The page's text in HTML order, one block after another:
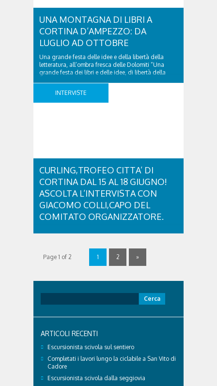
UNA MONTAGNA DI LIBRI A
CORTINA D’AMPEZZO: DA
LUGLIO AD OTTOBRE
Una grande festa delle idee e della libertà della
letteratura, all’ombra fresca delle Dolomiti “Una
grande festa dei libri e delle idee, di libertà della
Dolomiti sta per cominciare: ad aprire la stagione di
Cortina d’Ampezzo è ..
INTERVISTE
CURLING,TROFEO CITTA’ DI
CORTINA DAL 15 AL 18 GIUGNO!
ASCOLTA L’INTERVISTA CON
GIACOMO COLLI,CAPO DEL
COMITATO ORGANIZZATORE.
e future promesse che danno vita a quattro giorni di
emozionanti sfide sul ghiaccio,all’insegna dello
Page 1 of 2 1 2 »
per:
ARTICOLI RECENTI
Escursionista scivola sul sentiero
Completati i lavori lungo la ciclabile a San Vito di
Cadore
Escursionista scivola dalla seggiovia